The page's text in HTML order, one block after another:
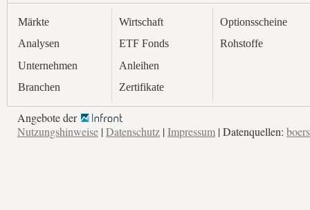
Märkte
Analysen
Unternehmen
Branchen
Wirtschaft
ETF Fonds
Anleihen
Zertifikate
Optionsscheine
Rohstoffe
Angebote der
Nutzungshinweise |Datenschutz |Impressum | Datenquellen: